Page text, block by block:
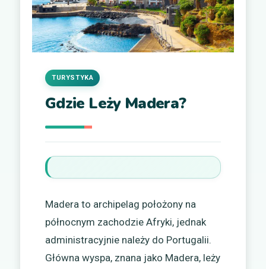
Gdzie Leży Madera?
TURYSTYKA
Madera to archipelag położony na
północnym zachodzie Afryki, jednak
administracyjnie należy do Portugalii.
Główna wyspa, znana jako Madera, leży